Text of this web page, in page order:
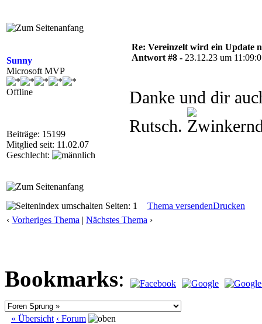
Sunny
Microsoft MVP
Offline
Beiträge: 15199
Mitglied seit: 11.02.07
Geschlecht:
Re: Vereinzelt wird ein Update
Antwort #8 - 23.12.23 um
Danke und dir
Rutsch.
Seiten: 1 Thema versendenDrucken
‹ Vorheriges Thema | Nächstes Thema ›
Bookmarks:
« Übersicht ‹ Forum